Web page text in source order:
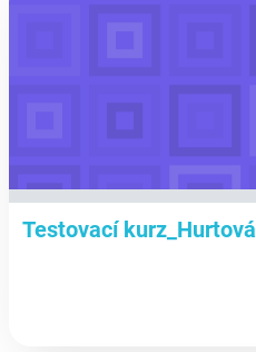
Testovací kurz_Hurtová